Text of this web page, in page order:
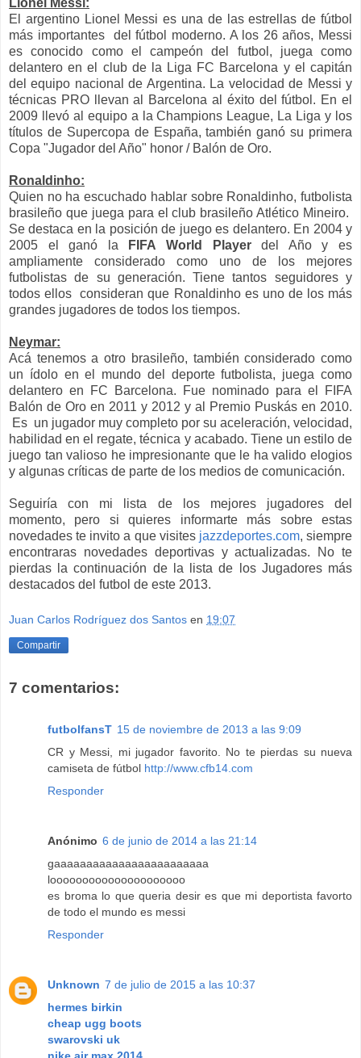
Lionel Messi:
El argentino Lionel Messi es una de las estrellas de fútbol
más importantes del fútbol moderno. A los 26 años, Messi
es conocido como el campeón del futbol, juega como
delantero en el club de la Liga FC Barcelona y el capitán
del equipo nacional de Argentina. La velocidad de Messi y
técnicas PRO llevan al Barcelona al éxito del fútbol. En el
2009 llevó al equipo a la Champions League, La Liga y los
títulos de Supercopa de España, también ganó su primera
Copa "Jugador del Año" honor / Balón de Oro.
Ronaldinho:
Quien no ha escuchado hablar sobre Ronaldinho, futbolista
brasileño que juega para el club brasileño Atlético Mineiro.
Se destaca en la posición de juego es delantero. En 2004 y
2005 el ganó la FIFA World Playerdel Año y es
ampliamente considerado como uno de los mejores
futbolistas de su generación. Tiene tantos seguidores y
todos ellos consideran que Ronaldinho es uno de los más
grandes jugadores de todos los tiempos.
Neymar:
Acá tenemos a otro brasileño, también considerado como
un ídolo en el mundo del deporte futbolista, juega como
delantero en FC Barcelona. Fue nominado para el FIFA
Balón de Oro en 2011 y 2012 y al Premio Puskás en 2010.
Es un jugador muy completo por su aceleración, velocidad,
habilidad en el regate, técnica y acabado. Tiene un estilo de
juego tan valioso he impresionante que le ha valido elogios
y algunas críticas de parte de los medios de comunicación.
Seguiría con mi lista de los mejores jugadores del
momento, pero si quieres informarte más sobre estas
novedades te invito a que visites jazzdeportes.com, siempre
encontraras novedades deportivas y actualizadas. No te
pierdas la continuación de la lista de los Jugadores más
destacados del futbol de este 2013.
Juan Carlos Rodríguez dos Santos en 19:07
Compartir
7 comentarios:
futbolfansT 15 de noviembre de 2013 a las 9:09
CR y Messi, mi jugador favorito. No te pierdas su nueva
camiseta de fútbol http://www.cfb14.com
Responder
Anónimo 6 de junio de 2014 a las 21:14
gaaaaaaaaaaaaaaaaaaaaaaaa
looooooooooooooooooooo
es broma lo que queria desir es que mi deportista favorto
de todo el mundo es messi
Responder
Unknown 7 de julio de 2015 a las 10:37
hermes birkin
cheap ugg boots
swarovski uk